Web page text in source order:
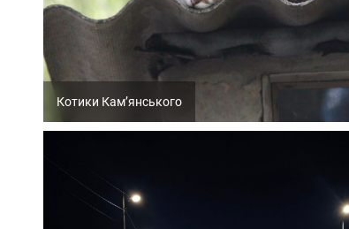
Котики Кам’янського